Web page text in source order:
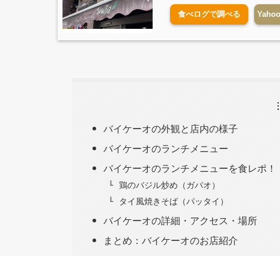
食べログで調べる
バイケーオの外観と店内の様子
バイケーオのランチメニュー
バイケーオのランチメニューを食レポ！
鶏のバジル炒め（ガパオ）
タイ風焼きそば（パッタイ）
バイケーオの詳細・アクセス・場所
まとめ：バイケーオのお店紹介